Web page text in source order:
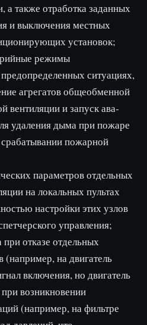
а также отработка за­данных
и выключения местных
установок;
режимы
ситуациях,
агрегатов общеобменной
вентиляции и запуск ава­
удаления дыма при пожаре
пожарной
параметров отдельных
на локальных пультах
настройки этих узлов
управления;
отказе отдельных
(например, на двигатель
включе­ния, но двигатель
возникновении
(например, на фильтре